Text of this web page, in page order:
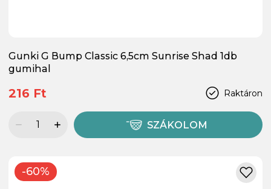
Gunki G Bump Classic 6,5cm Sunrise Shad 1db
gumihal
Raktáron
216 Ft
SZÁKOLOM
-60%